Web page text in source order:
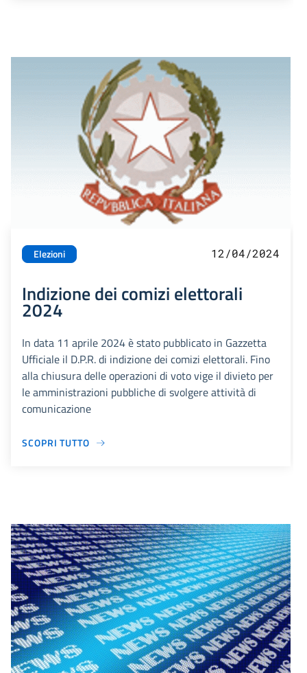
Elezioni 12/04/2024
Indizione dei comizi elettorali
2024
In data 11 aprile 2024 è stato pubblicato in Gazzetta
Ufficiale il D.P.R. di indizione dei comizi elettorali. Fino
alla chiusura delle operazioni di voto vige il divieto per
le amministrazioni pubbliche di svolgere attività di
comunicazione
SCOPRI TUTTO